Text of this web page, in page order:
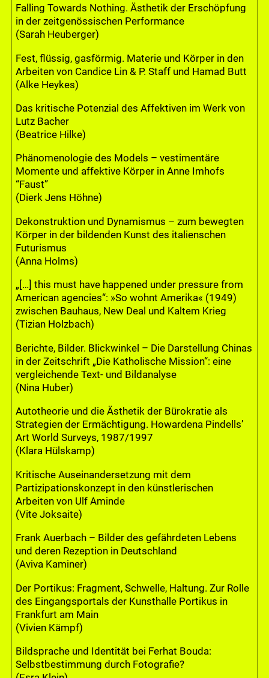
Falling Towards Nothing. Ästhetik der Erschöpfung
in der zeitgenössischen Performance
(Sarah Heuberger)
Fest, flüssig, gasförmig. Materie und Körper in den
Arbeiten von Candice Lin & P. Staff und Hamad Butt
(Alke Heykes)
Das kritische Potenzial des Affektiven im Werk von
Lutz Bacher
(Beatrice Hilke)
Phänomenologie des Models – vestimentäre
Momente und affektive Körper in Anne Imhofs
“Faust”
(Dierk Jens Höhne)
Dekonstruktion und Dynamismus – zum bewegten
Körper in der bildenden Kunst des italienschen
Futurismus
(Anna Holms)
„[…] this must have happened under pressure from
American agencies“: »So wohnt Amerika« (1949)
zwischen Bauhaus, New Deal und Kaltem Krieg
(Tizian Holzbach)
Berichte, Bilder. Blickwinkel – Die Darstellung Chinas
in der Zeitschrift „Die Katholische Mission“: eine
vergleichende Text- und Bildanalyse
(Nina Huber)
Autotheorie und die Ästhetik der Bürokratie als
Strategien der Ermächtigung. Howardena Pindells’
Art World Surveys, 1987/1997
(Klara Hülskamp)
Kritische Auseinandersetzung mit dem
Partizipationskonzept in den künstlerischen
Arbeiten von Ulf Aminde
(Vite Joksaite)
Frank Auerbach – Bilder des gefährdeten Lebens
und deren Rezeption in Deutschland
(Aviva Kaminer)
Der Portikus: Fragment, Schwelle, Haltung. Zur Rolle
des Eingangsportals der Kunsthalle Portikus in
Frankfurt am Main
(Vivien Kämpf)
Bildsprache und Identität bei Ferhat Bouda:
Selbstbestimmung durch Fotografie?